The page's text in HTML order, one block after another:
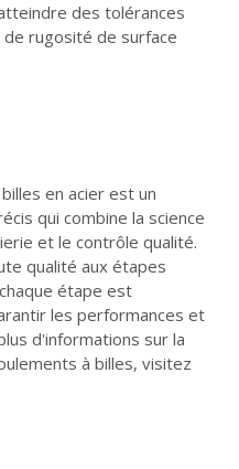
des tolérances
rugosité de surface
en acier est un
qui combine la science
et le contrôle qualité.
qualité aux étapes
étape est
les performances et
d'informations sur la
à billes, visitez